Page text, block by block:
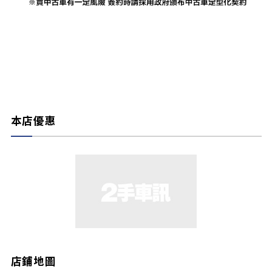
本店優惠
店鋪地圖